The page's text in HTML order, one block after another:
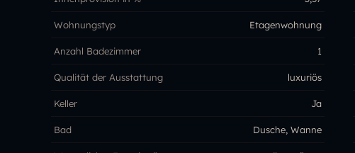
Wohnungstyp Etagenwohnung
Anzahl Badezimmer 1
Qualität der Ausstattung luxuriös
Keller Ja
Bad Dusche, Wanne